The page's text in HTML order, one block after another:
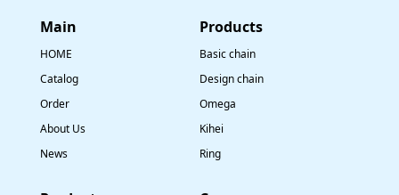
Main
HOME
Catalog
Order
About Us
News
​Products
Basic chain
Design chain
Omega
Kihei
Ring